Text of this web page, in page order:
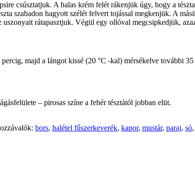
csúsztatjuk. A halas krém felét rákenjük úgy, hogy a
szabadon hagyott szélét felvert tojással megkenjük. A
uszonyait rátapasztjuk. Végül egy ollóval megcsipkedjük,
majd a lángot kissé (20 °C -kal) mérsékelve további
– pirosas színe a fehér tésztától jobban elüt.
bors, halétel fűszerkeverék, kapor, mustár, paraj, só,